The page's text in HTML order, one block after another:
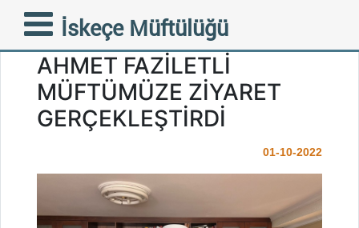
İskeçe Müftülüğü
GÜMÜLCİNE MÜFTÜ
YARDIMCISI FEHİM
AHMET FAZİLETLİ
MÜFTÜMÜZE ZİYARET
GERÇEKLEŞTİRDİ
01-10-2022